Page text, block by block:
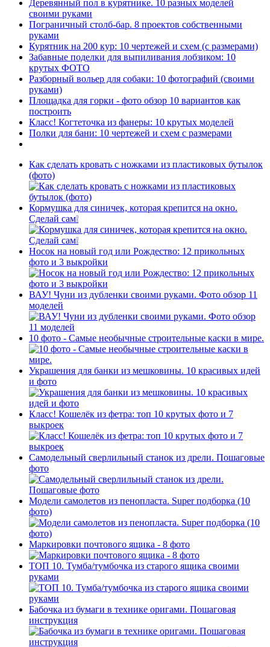
Деревянный пол в курятнике. 10 разных моделей
своими руками
Пограничный столб-бар. 8 проектов собственными
руками
Курятник на 200 кур: 10 чертежей и схем (с размерами)
Забавные поделки для выпиливания лобзиком: 10
крутых ФОТО
Разборный вольер для собаки: 10 фотографий (своими
руками)
Площадка для горки - фото обзор 10 вариантов как
построить
Класс! Когтеточка из фанеры: 10 крутых моделей
Полки для бани: 10 чертежей и схем с размерами
Как сделать кровать с ножками из пластиковых бутылок
(фото)
Кормушка для синичек, которая крепится на окно.
Сделай сам❕
Носок на новый год или Рождество: 12 прикольных
фото и 3 выкройки
ВАУ! Чуни из дубленки своими руками. Фото обзор 11
моделей
10 фото - Самые необычные строительные каски в мире.
Украшения для банки из мешковины. 10 красивых идей
и фото
Класс! Кошелёк из фетра: топ 10 крутых фото и 7
выкроек
Самодельный сверлильный станок из дрели. Пошаговые
фото
Модели самолетов из пенопласта. Super подборка (10
фото)
Маркировки почтового ящика - 8 фото
ТОП 10. Тумба/тумбочка из старого ящика своими
руками
Бабочка из бумаги в технике оригами. Пошаговая
инструкция